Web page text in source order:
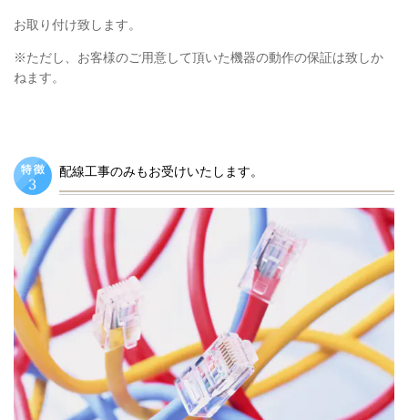
お取り付け致します。
※ただし、お客様のご用意して頂いた機器の動作の保証は致しか
ねます。
配線工事のみもお受けいたします。